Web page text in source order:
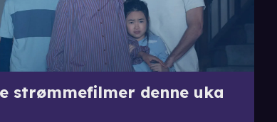
strømmefilmer denne uka